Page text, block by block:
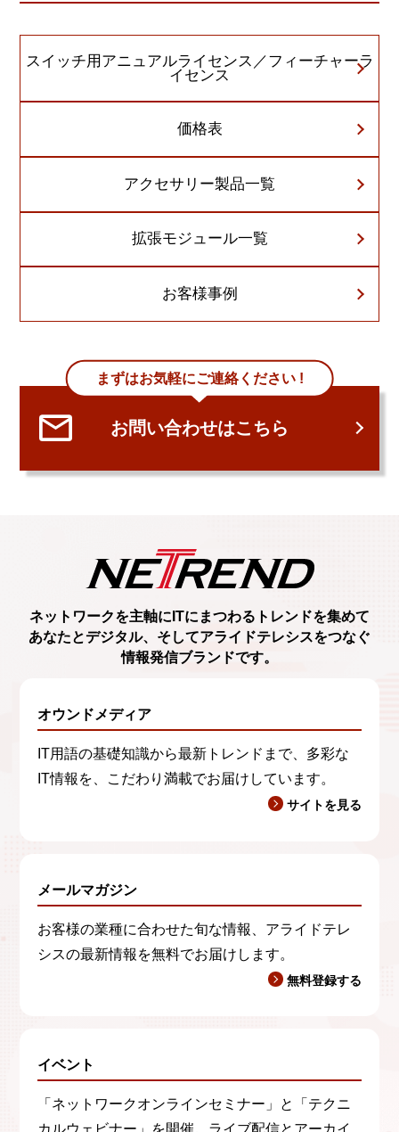
スイッチ用アニュアルライセンス／フィーチャーラ
イセンス
価格表
アクセサリー製品一覧
拡張モジュール一覧
お客様事例
まずはお気軽にご連絡ください !
お問い合わせはこちら
ネットワークを主軸に ITにまつわるトレンドを集めて
あなたとデジタル、 そしてアライドテレシスをつなぐ
情報発信ブランドです。
オウンドメディア
IT用語の基礎知識から最新トレンドまで、多彩な
IT情報を、こだわり満載でお届けしています。
サイトを見る
メールマガジン
お客様の業種に合わせた旬な情報、アライドテレ
シスの最新情報を無料でお届けします。
無料登録する
イベント
「ネットワークオンラインセミナー」と「テクニ